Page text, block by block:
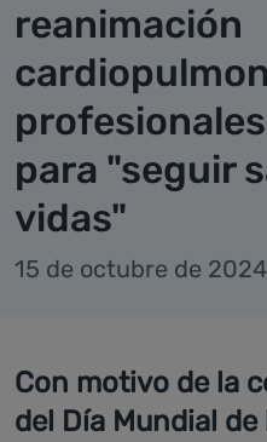
reanimación
para "seguir
vidas"
15 de octubre de 2024
Con motivo de la
del Día Mundial